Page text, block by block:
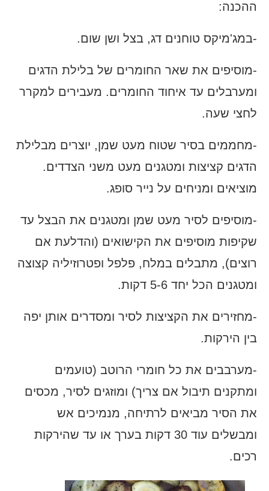
ההכנה:
-במג'מיקס טוחנים דג, בצל ושן שום.
-מוסיפים את שאר החומרים של בלילת הדגים
ומערבלים עד איחוד החומרים. מעבירים למקרר
לחצי שעה.
-מחממים בסיר שטוח מעט שמן, יוצרים מבלילת
הדגים קציצות ומטגנים מעט משני הצדדים.
מוציאים ומניחים על נייר סופג.
-מוסיפים לסיר מעט שמן ומטגנים את הבצל עד
שקיפות מוסיפים את הקישואים (והדלעת אם
רוצים), מתבלים במלח, פלפל ופטרוזיליה קצוצה
ומטגנים הכל יחד 5-6 דקות.
-מחזירים את הקציצות לסיר ומסדרים אותן יפה
בין הירקות.
-מערבבים את כל חומרי הרוטב (טועמים
ומתקנים תיבול אם צריך) ומוזגים לסיר, מכסים
את הסיר מביאים לרתיחה, מנמיכים אש
ומבשלים עוד 30 דקות בערך או עד שהירקות
רכים.